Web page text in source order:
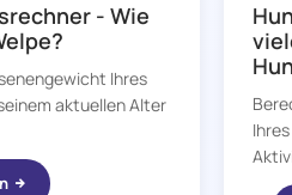
- Wie
Ihres
aktuellen Alter